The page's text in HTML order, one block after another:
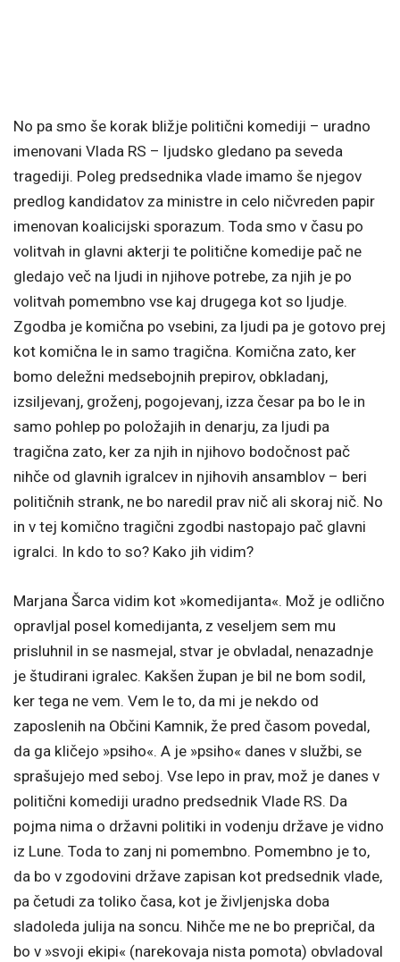
No pa smo še korak bližje politični komediji – uradno
imenovani Vlada RS – ljudsko gledano pa seveda
tragediji. Poleg predsednika vlade imamo še njegov
predlog kandidatov za ministre in celo ničvreden papir
imenovan koalicijski sporazum. Toda smo v času po
volitvah in glavni akterji te politične komedije pač ne
gledajo več na ljudi in njihove potrebe, za njih je po
volitvah pomembno vse kaj drugega kot so ljudje.
Zgodba je komična po vsebini, za ljudi pa je gotovo prej
kot komična le in samo tragična. Komična zato, ker
bomo deležni medsebojnih prepirov, obkladanj,
izsiljevanj, groženj, pogojevanj, izza česar pa bo le in
samo pohlep po položajih in denarju, za ljudi pa
tragična zato, ker za njih in njihovo bodočnost pač
nihče od glavnih igralcev in njihovih ansamblov – beri
političnih strank, ne bo naredil prav nič ali skoraj nič. No
in v tej komično tragični zgodbi nastopajo pač glavni
igralci. In kdo to so? Kako jih vidim?
Marjana Šarca vidim kot »komedijanta«. Mož je odlično
opravljal posel komedijanta, z veseljem sem mu
prisluhnil in se nasmejal, stvar je obvladal, nenazadnje
je študirani igralec. Kakšen župan je bil ne bom sodil,
ker tega ne vem. Vem le to, da mi je nekdo od
zaposlenih na Občini Kamnik, že pred časom povedal,
da ga kličejo »psiho«. A je »psiho« danes v službi, se
sprašujejo med seboj. Vse lepo in prav, mož je danes v
politični komediji uradno predsednik Vlade RS. Da
pojma nima o državni politiki in vodenju države je vidno
iz Lune. Toda to zanj ni pomembno. Pomembno je to,
da bo v zgodovini države zapisan kot predsednik vlade,
pa četudi za toliko časa, kot je življenjska doba
sladoleda julija na soncu. Nihče me ne bo prepričal, da
bo v »svoji ekipi« (narekovaja nista pomota) obvladoval